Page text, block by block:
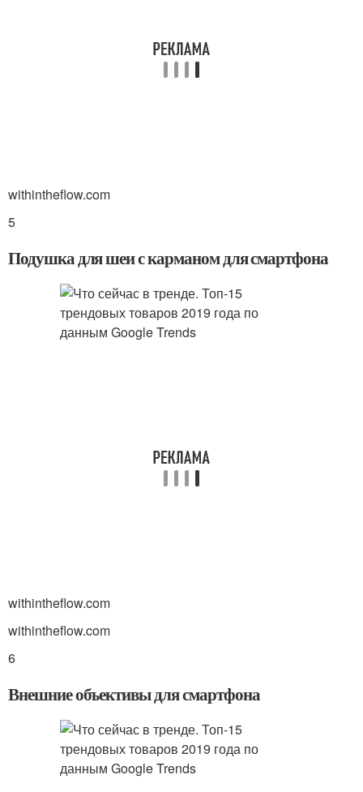
withintheflow.com
5
Подушка для шеи с карманом для смартфона
withintheflow.com
withintheflow.com
6
Внешние объективы для смартфона